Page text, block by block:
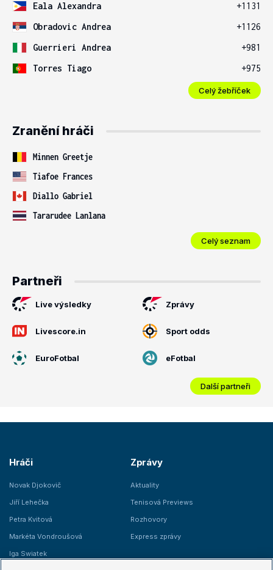
Eala Alexandra
+1131
Obradovic Andrea
+1126
Guerrieri Andrea
+981
Torres Tiago
+975
Celý žebříček
Zranění hráči
Minnen Greetje
Tiafoe Frances
Diallo Gabriel
Tararudee Lanlana
Celý seznam
Partneři
Live výsledky Zprávy
Livescore.in Sport odds
EuroFotbal eFotbal
Další partneři
Hráči
Novak Djokovič
Jiří Lehečka
Petra Kvitová
Markéta Vondroušová
Iga Swiatek
Zprávy
Aktuality
Tenisová Previews
Rozhovory
Express zprávy